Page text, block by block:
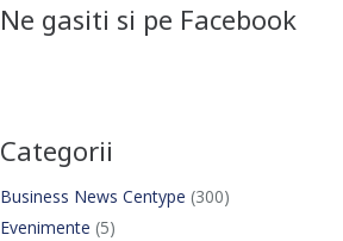
Ne gasiti si pe Facebook
Categorii
Business News Centype (300)
Evenimente (5)